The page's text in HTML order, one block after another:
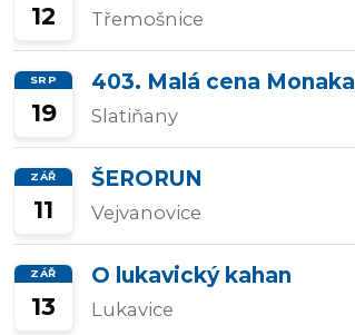
Predikce
závodního
času
Tepové
12 Třemošnice
SRP
19
403. Malá cena Monaka
Slatiňany
ZÁŘ
11
ŠERORUN
Vejvanovice
ZÁŘ
13
O lukavický kahan
Lukavice